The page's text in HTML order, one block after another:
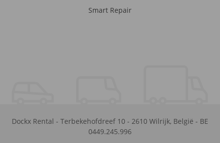
Smart Repair
Dockx Rental - Terbekehofdreef 10 - 2610 Wilrijk, België - BE
0449.245.996